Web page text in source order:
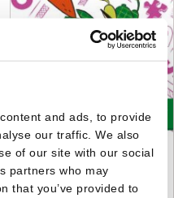
and ads, to provide
our traffic. We also
of our site with our social
partners who may
that you’ve provided to
De leukste hersenkrakers
8+
€5,99 €4,99